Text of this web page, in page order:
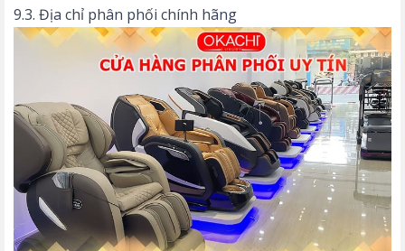
9.3. Địa chỉ phân phối chính hãng